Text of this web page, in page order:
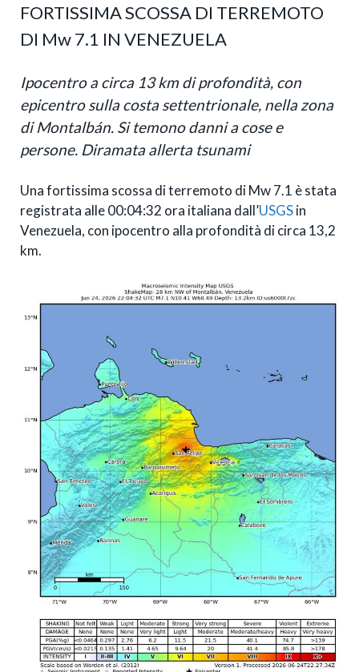
FORTISSIMA SCOSSA DI TERREMOTO
DI Mw 7.1 IN VENEZUELA
Ipocentro a circa 13 km di profondità, con
epicentro sulla costa settentrionale, nella zona
di Montalbán. Si temono danni a cose e
persone. Diramata allerta tsunami
Una fortissima scossa di terremoto di Mw 7.1 è stata
registrata alle 00:04:32 ora italiana dall’USGSin
Venezuela, con ipocentro alla profondità di circa 13,2
km.